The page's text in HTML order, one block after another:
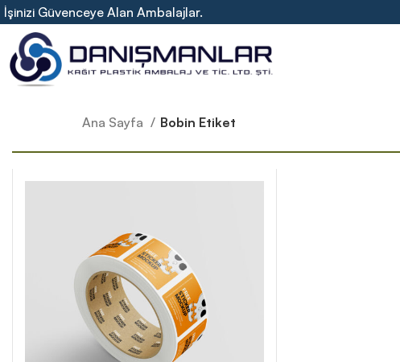
İşinizi Güvenceye Alan Ambalajlar.
Ana Sayfa Bobin Etiket